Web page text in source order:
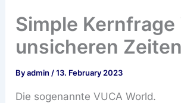
Simple Kernfrage
unsicheren Zeiten
Byadmin /13. February 2023
Die sogenannte VUCA World.